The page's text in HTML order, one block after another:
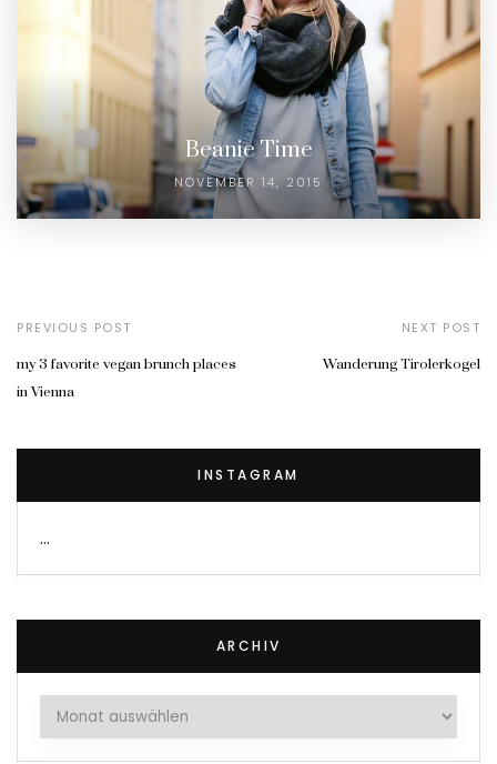
Beanie Time
NOVEMBER 14, 2015
PREVIOUS POST
my 3 favorite vegan brunch places
in Vienna
NEXT POST
Wanderung Tirolerkogel
INSTAGRAM
…
ARCHIV
Archiv